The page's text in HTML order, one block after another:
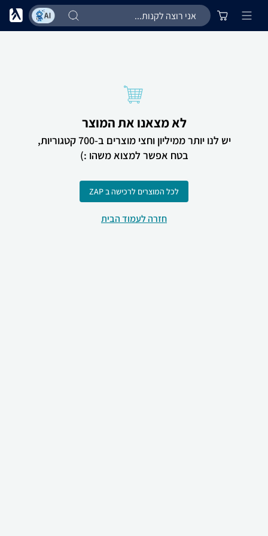
לא מצאנו את המוצר
יש לנו יותר ממיליון וחצי מוצרים ב-700 קטגוריות,
בטח אפשר למצוא משהו :)
לכל המוצרים לרכישה ב ZAP
חזרה לעמוד הבית